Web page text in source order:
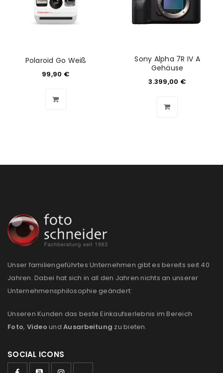
Anmeldeformular geschützt durchWP Captcha
PASSWORT VERGESSEN?
NEWSLETTER ABONNIEREN
Please select all the ways you would like to hear from
Ich stimme zu
akzeptiere dieDatenschutzerklärung. *
Polaroid Go Weiß
99,90 €
Sony Alpha 7R IV A
Gehäuse
3.399,00 €
Unser familiengeführtes Unternehmen gibt es bereits seit 40
Jahren. Dabei hat sich in all den Jahren nichts an unserer
Unternehmensphilosophie geändert:
Unseren Kunden das beste Einkaufserlebnis im Bereich
Foto, Video und Ausarbeitung zu bieten.
SOCIAL ICONS